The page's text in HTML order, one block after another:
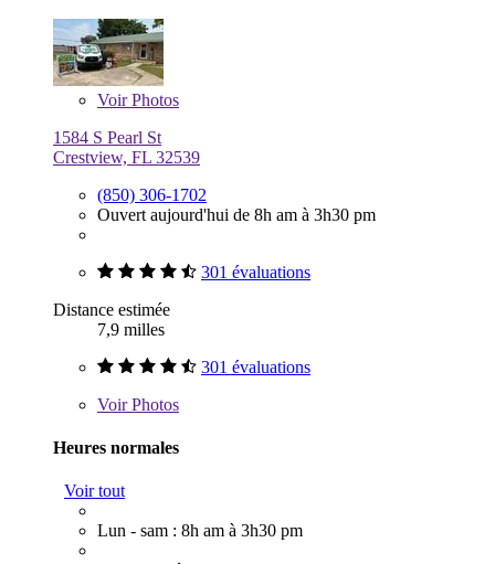
VoirPhotos
1584 S Pearl St
Crestview, FL 32539
(850) 306-1702
Ouvert aujourd'hui de 8h am à 3h30 pm
301 évaluations
Distance estimée
7,9 milles
301 évaluations
VoirPhotos
Heures normales
Voir tout
Lun - sam : 8h am à 3h30 pm